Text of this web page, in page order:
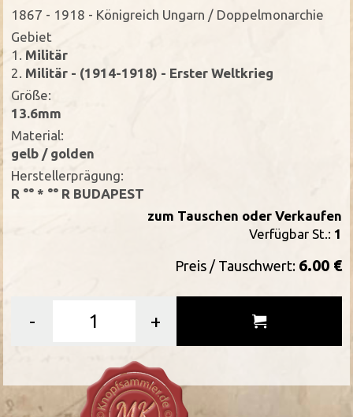
1867 - 1918 - Königreich Ungarn / Doppelmonarchie
Gebiet
1. Militär
2. Militär - (1914-1918) - Erster Weltkrieg
Größe:
13.6mm
Material:
gelb / golden
Herstellerprägung:
R °° * °° R BUDAPEST
zum Tauschen oder Verkaufen
Verfügbar St.: 1
Preis / Tauschwert: 6.00 €
- +